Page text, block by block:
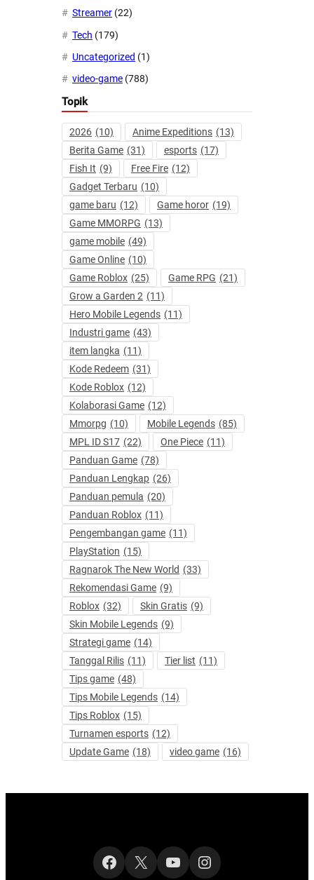
Streamer (22)
Tech (179)
Uncategorized (1)
video-game (788)
Topik
2026 (10) Anime Expeditions (13)
Berita Game (31) esports (17)
Fish It (9) Free Fire (12)
Gadget Terbaru (10)
game baru (12) Game horor (19)
Game MMORPG (13)
game mobile (49)
Game Online (10)
Game Roblox (25) Game RPG (21)
Grow a Garden 2 (11)
Hero Mobile Legends (11)
Industri game (43)
item langka (11)
Kode Redeem (31)
Kode Roblox (12)
Kolaborasi Game (12)
Mmorpg (10) Mobile Legends (85)
MPL ID S17 (22) One Piece (11)
Panduan Game (78)
Panduan Lengkap (26)
Panduan pemula (20)
Panduan Roblox (11)
Pengembangan game (11)
PlayStation (15)
Ragnarok The New World (33)
Rekomendasi Game (9)
Roblox (32) Skin Gratis (9)
Skin Mobile Legends (9)
Strategi game (14)
Tanggal Rilis (11) Tier list (11)
Tips game (48)
Tips Mobile Legends (14)
Tips Roblox (15)
Turnamen esports (12)
Update Game (18) video game (16)
Facebook
X YouTubeInstagram